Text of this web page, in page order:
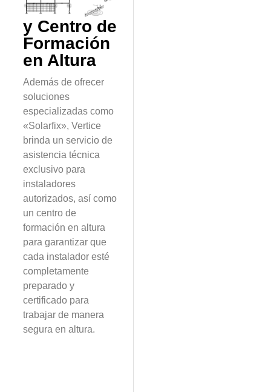
y Centro de
Formación
en Altura
Además de ofrecer
soluciones
especializadas como
«Solarfix», Vertice
brinda un servicio de
asistencia técnica
exclusivo para
instaladores
autorizados, así como
un centro de
formación en altura
para garantizar que
cada instalador esté
completamente
preparado y
certificado para
trabajar de manera
segura en altura.